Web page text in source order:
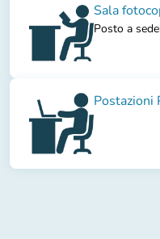
Sala
Posto a
Postazioni